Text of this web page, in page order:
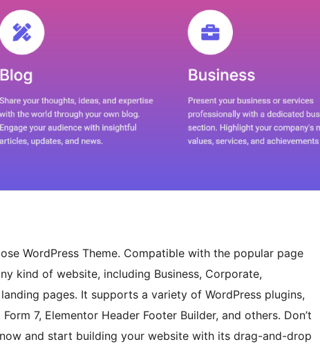
WordPress Theme. Compatible with the popular page
kind of website, including Business, Corporate,
pages. It supports a variety of WordPress plugins,
7, Elementor Header Footer Builder, and others. Don’t
and start building your website with its drag-and-drop